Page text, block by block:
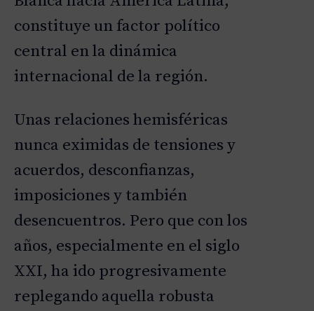
constituye un factor político
central en la dinámica
internacional de la región.
Unas relaciones hemisféricas
nunca eximidas de tensiones y
acuerdos, desconfianzas,
imposiciones y también
desencuentros. Pero que con los
años, especialmente en el siglo
XXI, ha ido progresivamente
replegando aquella robusta